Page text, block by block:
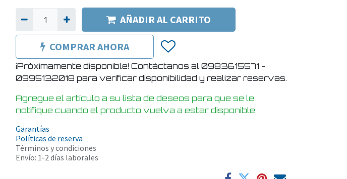
AÑADIR AL CARRITO
COMPRAR AHORA
¡Próximamente disponible! Contáctanos al 0983615571 -
0995132018 para verificar disponibilidad y realizar reservas.
Agregue el artículo a su lista de deseos para que se le
notifique cuando el producto vuelva a estar disponible
Garantías
Políticas de reserva
Términos y condiciones
Envío: 1-2 días laborales